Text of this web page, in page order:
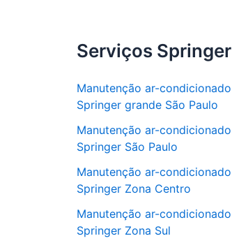
Serviços Springer
Manutenção ar-condicionado
Springer grande São Paulo
Manutenção ar-condicionado
Springer São Paulo
Manutenção ar-condicionado
Springer Zona Centro
Manutenção ar-condicionado
Springer Zona Sul